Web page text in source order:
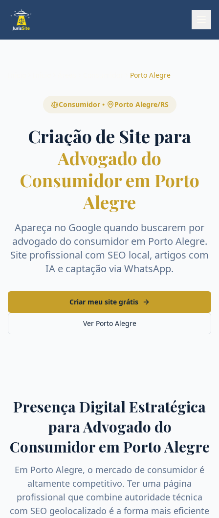
Porto Alegre
Consumidor • Porto Alegre/RS
Criação de Site para
Advogado do
Consumidor em Porto
Alegre
Apareça no Google quando buscarem por
advogado do consumidorem Porto Alegre.
Site profissional com SEO local, artigos com
IA e captação via WhatsApp.
Criar meu site grátis
Ver Porto Alegre
Presença Digital Estratégica
paraAdvogado do
ConsumidoremPorto Alegre
Em Porto Alegre, o mercado de consumidor é
altamente competitivo. Ter uma página
profissional que combine autoridade técnica
com SEO geolocalizado é a forma mais eficiente